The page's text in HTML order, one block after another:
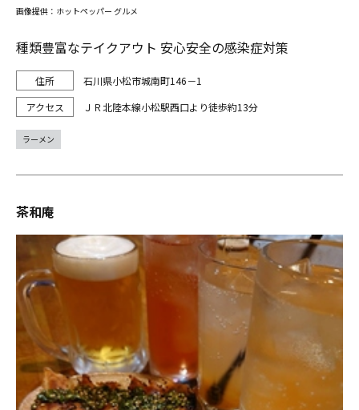
種類豊富なテイクアウト 安心安全の感染症対策
石川県小松市城南町146－1
ＪＲ北陸本線小松駅西口より徒歩約13分
画像提供：ホットペッパー グルメ
ラーメン
茶和庵